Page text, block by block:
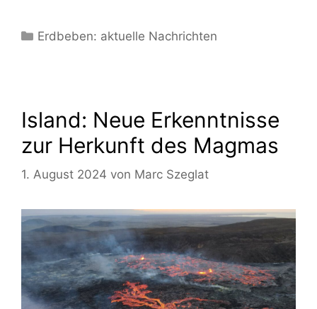
Kategorien
Erdbeben: aktuelle Nachrichten
Island: Neue Erkenntnisse
zur Herkunft des Magmas
1. August 2024 von Marc Szeglat